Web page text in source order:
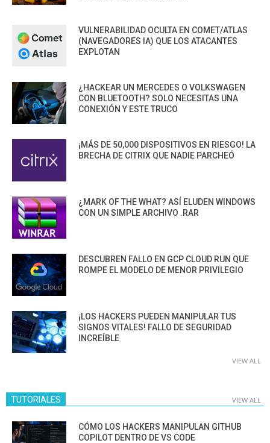
VULNERABILIDAD OCULTA EN COMET/ATLAS
(NAVEGADORES IA) QUE LOS ATACANTES
EXPLOTAN
¿HACKEAR UN MERCEDES O VOLKSWAGEN
CON BLUETOOTH? SOLO NECESITAS UNA
CONEXIÓN Y ESTE TRUCO
¡MÁS DE 50,000 DISPOSITIVOS EN RIESGO! LA
BRECHA DE CITRIX QUE NADIE PARCHEÓ
¿MARK OF THE WHAT? ASÍ ELUDEN WINDOWS
CON UN SIMPLE ARCHIVO .RAR
DESCUBREN FALLO EN GCP CLOUD RUN QUE
ROMPE EL MODELO DE MENOR PRIVILEGIO
¡LOS HACKERS PUEDEN MANIPULAR TUS
SIGNOS VITALES! FALLO DE SEGURIDAD
INCREÍBLE
VIEW ALL
TUTORIALES VIEW ALL
CÓMO LOS HACKERS MANIPULAN GITHUB
COPILOT DENTRO DE VS CODE